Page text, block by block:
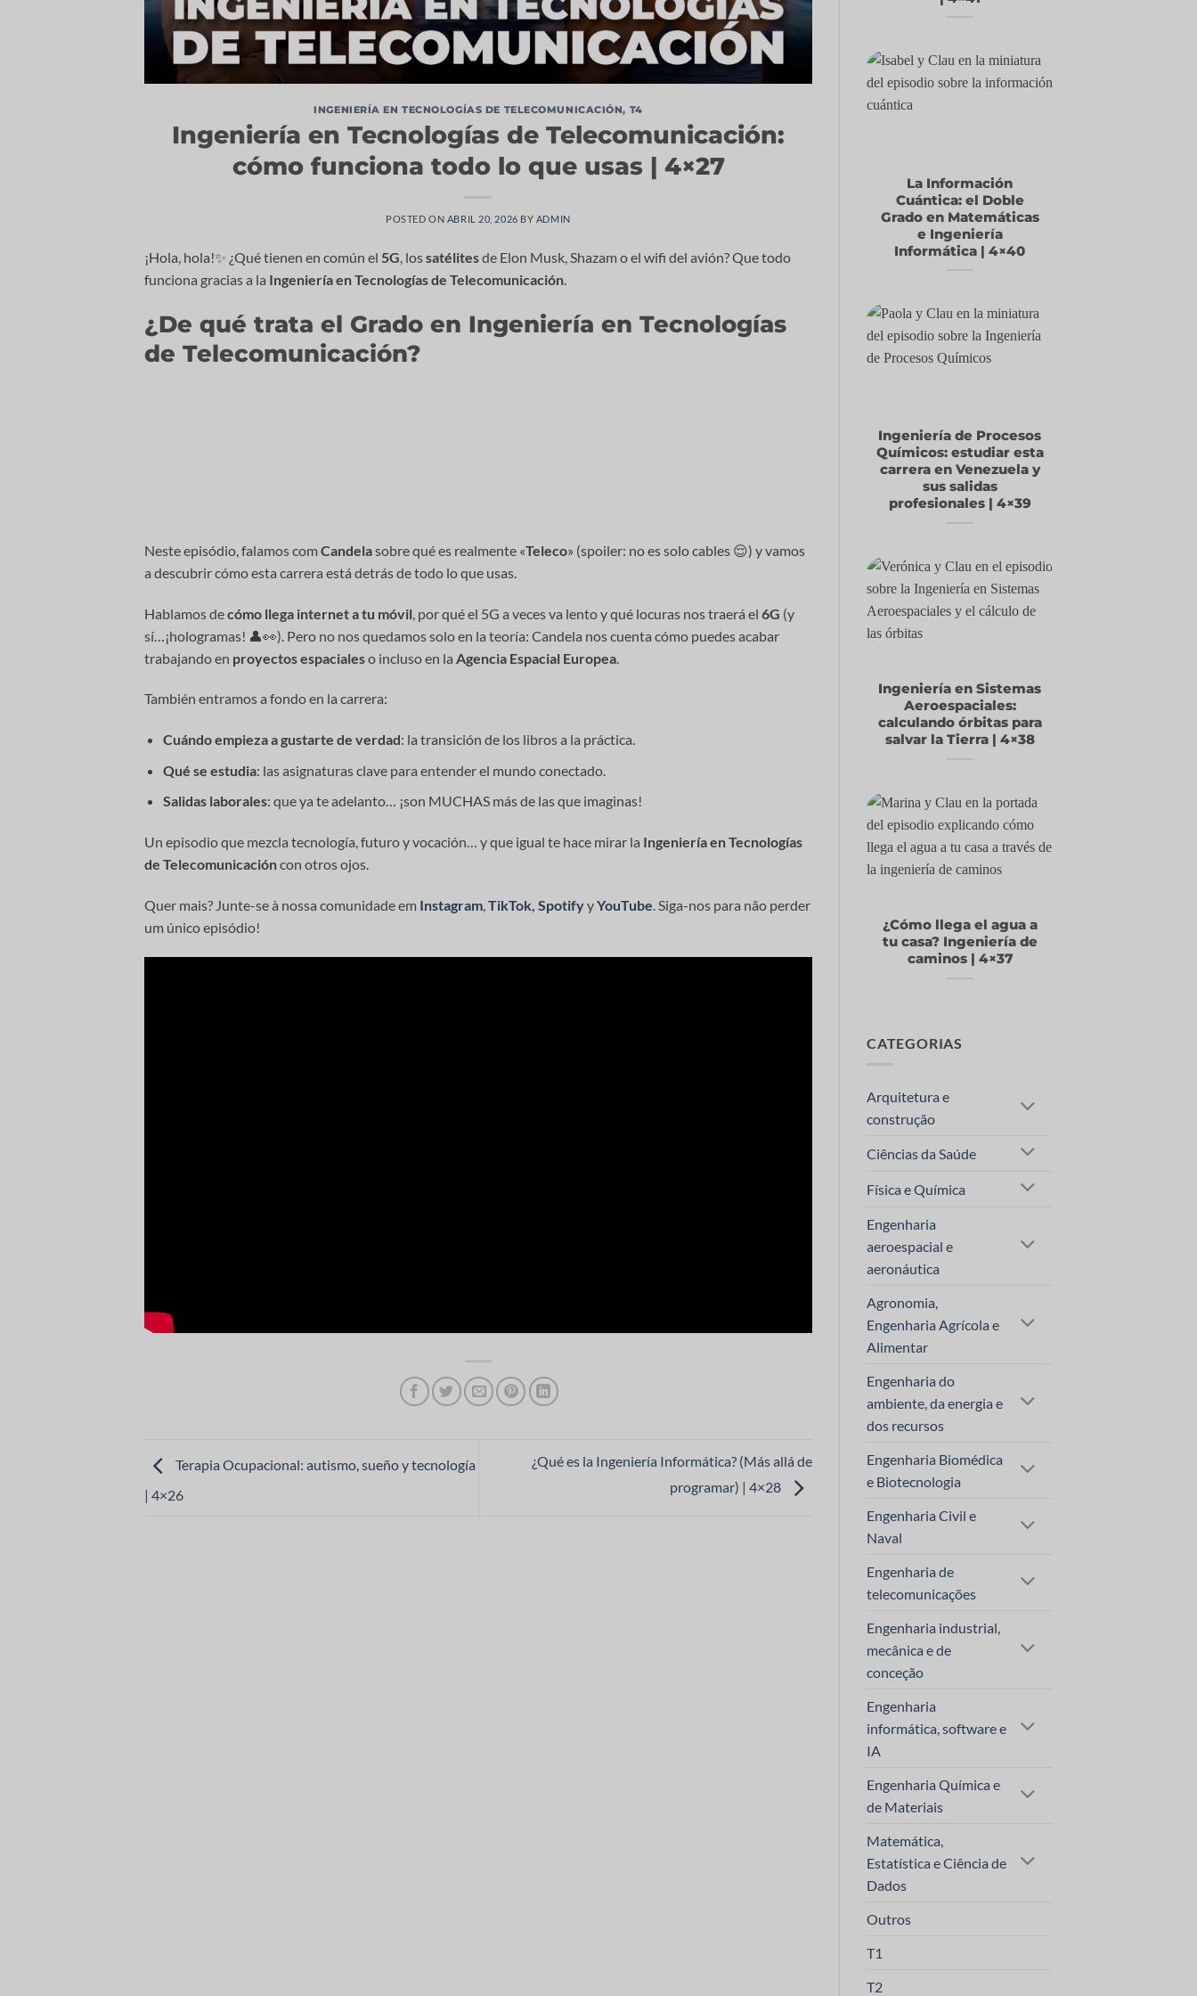
INGENIERÍA EN TECNOLOGÍAS DE TELECOMUNICACIÓN, T4
Ingeniería en Tecnologías de Telecomunicación:
cómo funciona todo lo que usas | 4×27
POSTED ON ABRIL 20, 2026 BY ADMIN
¡Hola, hola!✨ ¿Qué tienen en común el 5G, lossatélitesde Elon Musk, Shazam o el wifi del avión? Que todo
funciona gracias a la Ingeniería en Tecnologías de Telecomunicación.
¿De qué trata el Grado en Ingeniería en Tecnologías
de Telecomunicación?
Neste episódio, falamos com Candelasobre qué es realmente «Teleco» (spoiler: no es solo cables 😌) y vamos
a descubrir cómo esta carrera está detrás de todo lo que usas.
Hablamos decómo llega internet a tu móvil , por qué el 5G a veces va lento y qué locuras nos traerá el 6G (y
sí…¡hologramas! 👤👀). Pero no nos quedamos solo en la teoría: Candela nos cuenta cómo puedes acabar
trabajando en proyectos espacialeso incluso en la Agencia Espacial Europea
También entramos a fondo en la carrera:
Cuándo empieza a gustarte de verdad: la transición de los libros a la práctica.
Qué se estudia: las asignaturas clave para entender el mundo conectado.
Salidas laborales: que ya te adelanto… ¡son MUCHAS más de las que imaginas!
Un episodio que mezcla tecnología, futuro y vocación… y que igual te hace mirar la Ingeniería en Tecnologías
de Telecomunicacióncon otros ojos.
Quer mais? Junte-se à nossa comunidade em Instagram,TikTok, SpotifyyYouTube. Siga-nos para não perder
um único episódio!
Terapia Ocupacional: autismo, sueño y tecnología
| 4×26
¿Qué es la Ingeniería Informática? (Más allá de
programar) | 4×28
La Información
Cuántica: el Doble
Grado en Matemáticas
e Ingeniería
Informática | 4×40
Ingeniería de Procesos
Químicos: estudiar esta
carrera en Venezuela y
sus salidas
profesionales | 4×39
Ingeniería en Sistemas
Aeroespaciales:
calculando órbitas para
salvar la Tierra | 4×38
¿Cómo llega el agua a
tu casa? Ingeniería de
caminos | 4×37
CATEGORIAS
Arquitetura e
construção
Ciências da Saúde
Física e Química
Engenharia
aeroespacial e
aeronáutica
Agronomia,
Engenharia Agrícola e
Alimentar
Engenharia do
ambiente, da energia e
dos recursos
Engenharia Biomédica
e Biotecnologia
Engenharia Civil e
Naval
Engenharia de
telecomunicações
Engenharia industrial,
mecânica e de
conceção
Engenharia
informática, software e
IA
Engenharia Química e
de Materiais
Matemática,
Estatística e Ciência de
Dados
Outros
T1
T2